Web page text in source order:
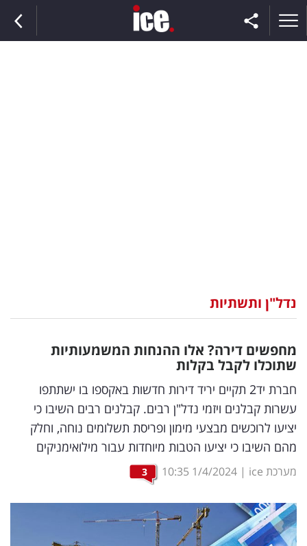
וצרכנות
דיגיטל
וטק
שיווק
ופרסום
משפט
מדדים
ומחקרים
נדל"ן ותשתיות
מחפשים דירה? אלו ההנחות המשמעותיות
שתוכלו לקבל בקלות
חברת יד2 תקיים יריד דירות חדשות באקספו בו ישתתפו
עשרות קבלנים ויזמי נדל"ן רבים. קבלנים רבים השיבו כי
יציעו לרוכשים מבצעי מימון ופריסת תשלומים נוחה, וחלק
מהם השיבו כי יציעו הטבות מיוחדות עבור מילואימניקים
מערכת ice |
1/4/2024
10:35
3